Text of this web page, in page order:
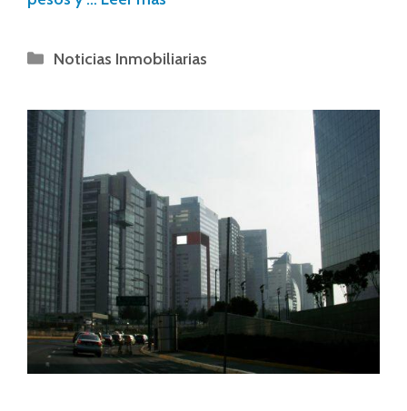
Noticias Inmobiliarias